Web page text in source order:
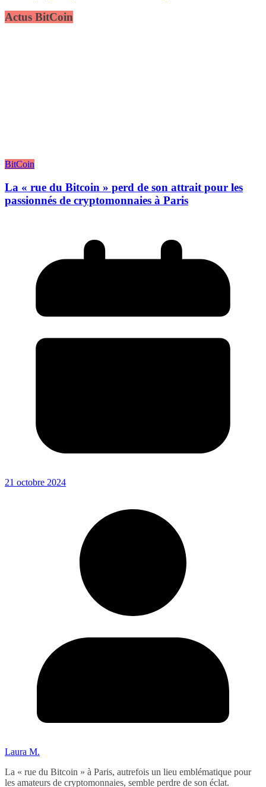
Actus BitCoin
BitCoin
La « rue du Bitcoin » perd de son attrait pour les
passionnés de cryptomonnaies à Paris
21 octobre 2024
Laura M.
La « rue du Bitcoin » à Paris, autrefois un lieu emblématique pour
les amateurs de cryptomonnaies, semble perdre de son éclat.